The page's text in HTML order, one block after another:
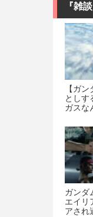
『雑
【ガ
としす
ガスな
ガンダ
エイリ
アされ